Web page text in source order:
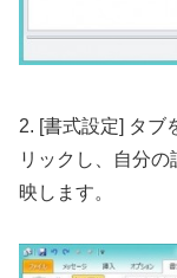
2. [書式設定] タブ
リックし、自分
映します。